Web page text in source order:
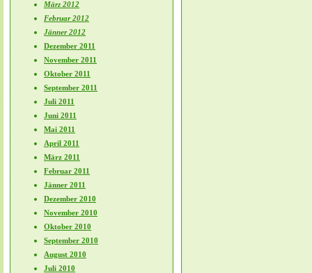
März 2012
Februar 2012
Jänner 2012
Dezember 2011
November 2011
Oktober 2011
September 2011
Juli 2011
Juni 2011
Mai 2011
April 2011
März 2011
Februar 2011
Jänner 2011
Dezember 2010
November 2010
Oktober 2010
September 2010
August 2010
Juli 2010